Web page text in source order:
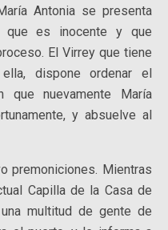
Antonia se presenta
que es inocente y que
El Virrey que tiene
dispone ordenar el
nuevamente María
y absuelve al
premoniciones. Mientras
Capilla de la Casa de
multitud de gente de